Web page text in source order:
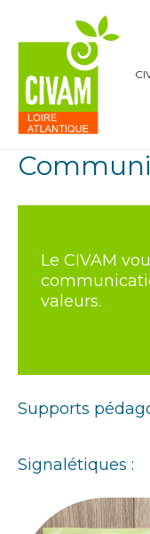
Le CIVAM
valeurs.
Supports
Signalétiques :